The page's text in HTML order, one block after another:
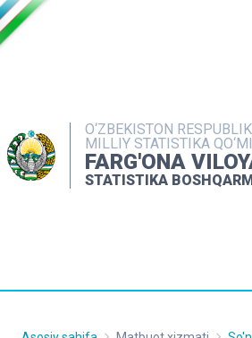
O‘ZBEKISTON
MILLIY STATISTIKA
FARG'ONA
STATISTIKA
NASHRLAR
INTERAKTIV
MATBUOT